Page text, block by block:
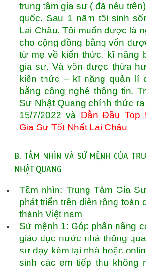
trung tâm gia sư ( đã nêu
quốc. Sau 1 năm tôi sinh
Lai Châu. Tôi muốn được là
cho cộng đồng bằng vốn
từ mẹ về kiến thức, kĩ năng
gia sư. Và vốn được thừa
kiến thức – kĩ năng quản lí
bằng công nghệ thông tin.
Sư Nhật Quang chính thức
15/7/2022 và Dẫn Đầu Top
Gia Sư Tốt Nhất Lai Châu
B. TẦM NHÌN VÀ SỨ MỆNH CỦA
NHẬT QUANG
Tầm nhìn: Trung Tâm Gia
phát triển trên diện rộng toàn
thành Việt nam
Sứ mệnh 1: Góp phần nâng
giáo dục nước nhà thông
sư dạy kèm tại nhà hoặc
sinh các em tiếp thu không